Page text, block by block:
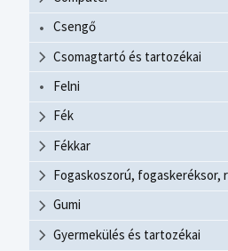
Csengő
Csomagtartó és tartozékai
Felni
Fék
Fékkar
Fogaskoszorú, fogaskeréksor,
Gumi
Gyermekülés és tartozékai